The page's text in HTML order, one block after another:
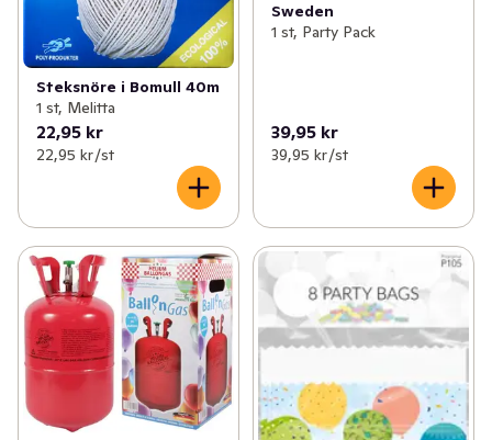
Steksnöre i Bomull 40m
1 st, Melitta
22,95 kr
22,95 kr /st
Sweden
1 st, Party Pack
39,95 kr
39,95 kr /st